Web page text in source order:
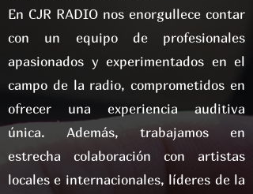
En CJR RADIO nos enorgullece contar
con un equipo de profesionales
apasionados y experimentados en el
campo de la radio, comprometidos en
ofrecer una experiencia auditiva
única. Además, trabajamos en
estrecha colaboración con artistas
locales e internacionales, líderes de la